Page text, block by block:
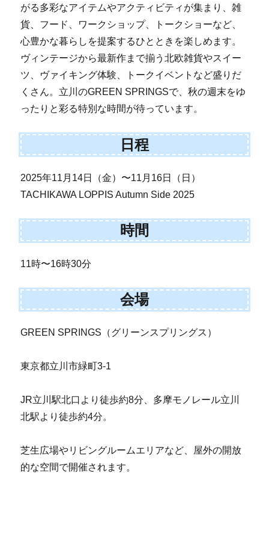
がる多彩なアイテムやアクティビティが集まり、雑
貨、フード、ワークショップ、トークショーなど、
心豊かな暮らしを提案するひとときを楽しめます。
ヴィンテージから最新作まで揃う北欧雑貨やスイー
ツ、ヴァイキング体験、トークイベントなど盛りだ
くさん。立川のGREEN SPRINGSで、秋の週末をゆ
ったりと彩る特別な時間が待っています。
日程
2025年11月14日（金）〜11月16日（日）
TACHIKAWA LOPPIS Autumn Side 2025
時間
11時〜16時30分
会場
GREEN SPRINGS（グリーンスプリングス）
東京都立川市緑町3-1
JR立川駅北口より徒歩約8分、多摩モノレール立川
北駅より徒歩約4分。
芝生広場やリビングルームエリアなど、屋外の開放
的な空間で開催されます。